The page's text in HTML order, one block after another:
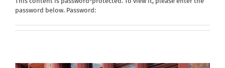
password below. Password: